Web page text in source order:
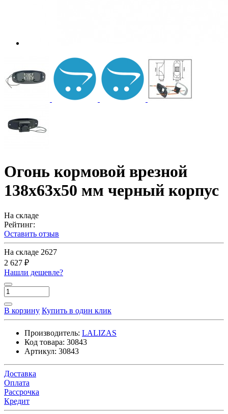
Огонь кормовой врезной
138х63х50 мм черный корпус
На складе
Рейтинг:
Оставить отзыв
На складе 2627
2 627 ₽
Нашли дешевле?
В корзину Купить в один клик
Производитель: LALIZAS
Код товара: 30843
Артикул: 30843
Доставка
Оплата
Рассрочка
Кредит